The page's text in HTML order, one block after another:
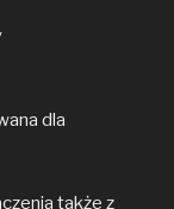
dla
także z